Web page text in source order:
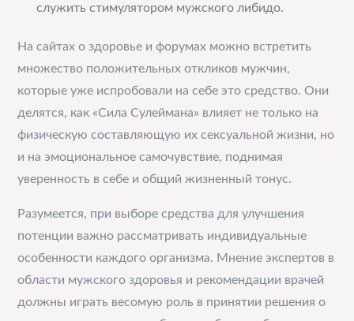
служить стимулятором мужского либидо.
На сайтах о здоровье и форумах можно встретить
множество положительных откликов мужчин,
которые уже испробовали на себе это средство. Они
делятся, как «Сила Сулеймана» влияет не только на
физическую составляющую их сексуальной жизни, но
и на эмоциональное самочувствие, поднимая
уверенность в себе и общий жизненный тонус.
Разумеется, при выборе средства для улучшения
потенции важно рассматривать индивидуальные
особенности каждого организма. Мнение экспертов в
области мужского здоровья и рекомендации врачей
должны играть весомую роль в принятии решения о